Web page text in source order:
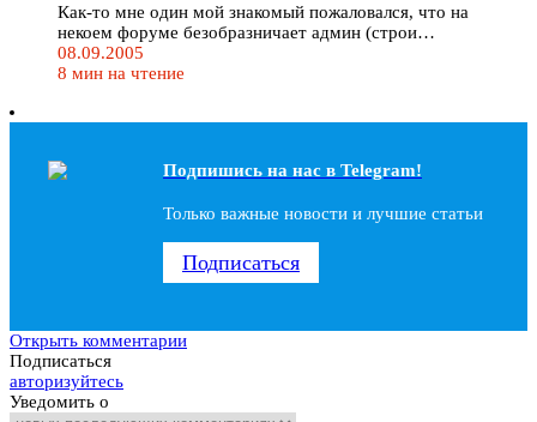
Как-то мне один мой знакомый пожаловался, что на
некоем форуме безобразничает админ (строи…
08.09.2005
8 мин на чтение
Подпишись на наc в Telegram!
Только важные новости и лучшие статьи
Подписаться
Открыть комментарии
Подписаться
авторизуйтесь
Уведомить о